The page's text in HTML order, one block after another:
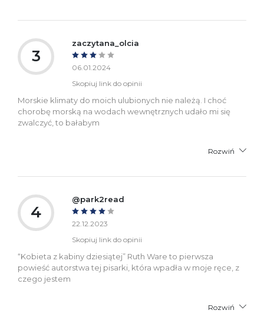
3
zaczytana_olcia
06.01.2024
Skopiuj link do opinii
Morskie klimaty do moich ulubionych nie należą. I choć
chorobę morską na wodach wewnętrznych udało mi się
zwalczyć, to bałabym
Rozwiń
4
@park2read
22.12.2023
Skopiuj link do opinii
“Kobieta z kabiny dziesiątej” Ruth Ware to pierwsza
powieść autorstwa tej pisarki, która wpadła w moje ręce, z
czego jestem
Rozwiń